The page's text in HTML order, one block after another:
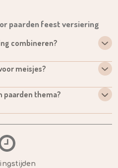
paarden feest versiering
combineren?
meisjes?
paarden thema?